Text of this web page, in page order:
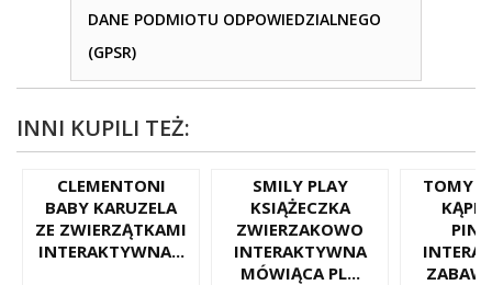
DANE PODMIOTU ODPOWIEDZIALNEGO
(GPSR)
INNI KUPILI TEŻ:
CLEMENTONI
BABY KARUZELA
ZE ZWIERZĄTKAMI
INTERAKTYWNA...
SMILY PLAY
KSIĄŻECZKA
ZWIERZAKOWO
INTERAKTYWNA
MÓWIĄCA PL...
TOMY